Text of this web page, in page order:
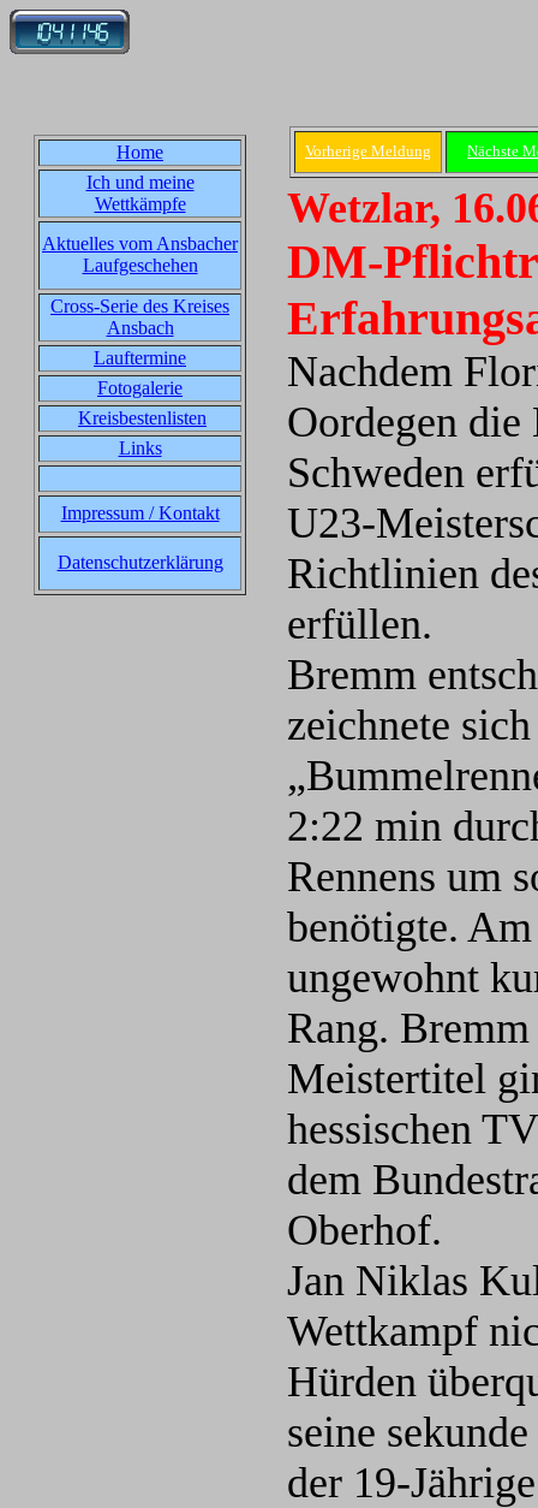
Home
Ich und meine
Wettkämpfe
Aktuelles vom Ansbacher
Laufgeschehen
Cross-Serie des Kreises
Ansbach
Lauftermine
Fotogalerie
Kreisbestenlisten
Links
Impressum / Kontakt
Datenschutzerklärung
Vorherige Meldung Nächste
Wetzlar,
DM-
Nachdem
Oordegen
Schweden
U23-
Richtlinien
erfüllen.
Bremm
zeichnete
2:22 min
Rennens um
benötigte.
ungewohnt
Rang.
Meistertitel
hessischen
dem
Oberhof.
Jan Niklas
Wettkampf
Hürden
seine
der 19-